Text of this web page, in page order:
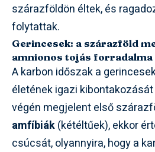
szárazföldön éltek, és
folytattak.
Gerincesek: a szárazföld
amnionos tojás forradalma
A karbon időszak a
életének igazi
végén megjelent első
amfíbiák(kétéltűek), ekkor
csúcsát, olyannyira, hogy a